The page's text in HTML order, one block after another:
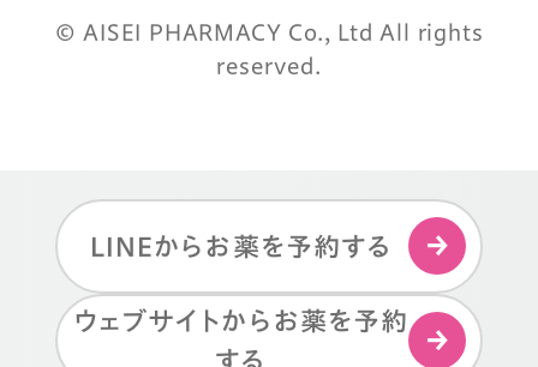
LINEからお薬を予約する
ウェブサイトからお薬を予約
する
© AISEI PHARMACY Co., Ltd All rights
reserved.